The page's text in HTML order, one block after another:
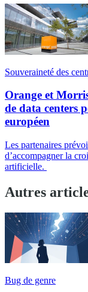
Souveraineté des
Orange et
de data centers
européen
Les partenaires
d’accompagner la
artificielle.
Autres
Bug de genre